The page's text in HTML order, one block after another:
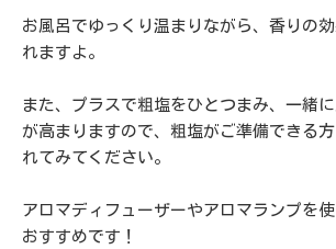
お風呂でゆっくり温まりながら、香りの
れますよ。
また、プラスで粗塩をひとつまみ、一緒
が高まりますので、粗塩がご準備できる
れてみてください。
アロマディフューザーやアロマランプを
おすすめです！